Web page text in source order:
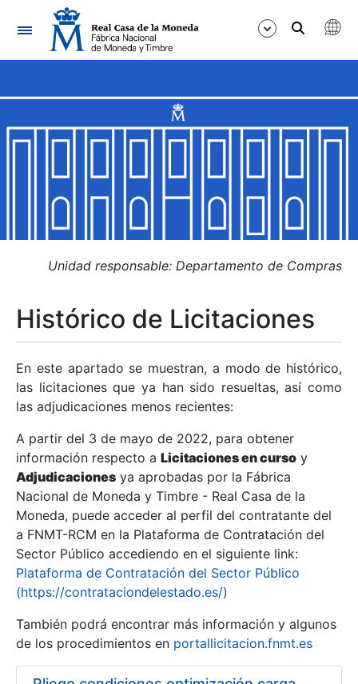
Navegación
Mostrar/Ocultar
Mostrar/Ocultar
Mostrar/Ocultar
Mostrar/Ocultar
Mostrar/Ocultar
Mostrar/Ocultar
Unidad responsable: Departamento de Compras
Histórico de Licitaciones
En este apartado se muestran, a modo de histórico,
las licitaciones que ya han sido resueltas, así como
las adjudicaciones menos recientes:
A partir del 3 de mayo de 2022, para obtener
información respecto a Licitaciones en curso y
Adjudicaciones ya aprobadas por la Fábrica
Nacional de Moneda y Timbre - Real Casa de la
Moneda, puede acceder al perfil del contratante del
a FNMT-RCM en la Plataforma de Contratación del
Sector Público accediendo en el siguiente link:
Plataforma de Contratación del Sector Público
(https://contrataciondelestado.es/)
También podrá encontrar más información y algunos
de los procedimientos en portallicitacion.fnmt.es